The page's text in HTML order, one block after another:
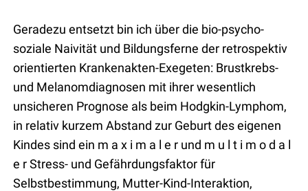
Geradezu entsetzt bin ich über die bio-psycho-
soziale Naivität und Bildungsferne der retrospektiv
orientierten Krankenakten-Exegeten: Brustkrebs-
und Melanomdiagnosen mit ihrer wesentlich
unsicheren Prognose als beim Hodgkin-Lymphom,
in relativ kurzem Abstand zur Geburt des eigenen
Kindes sind ein m a x i m a l e r und m u l t i m o d a l
e r Stress- und Gefährdungsfaktor für
Selbstbestimmung, Mutter-Kind-Interaktion,